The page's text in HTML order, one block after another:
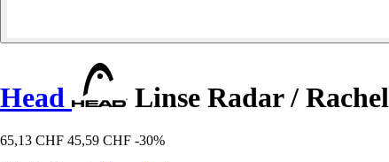
Head Linse Radar / Rachel
65,13 CHF 45,59 CHF -30%